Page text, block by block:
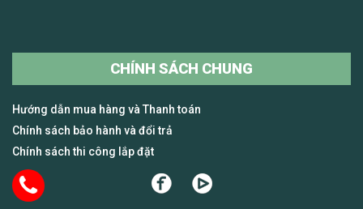
CHÍNH SÁCH CHUNG
Hướng dẫn mua hàng và Thanh toán
Chính sách bảo hành và đổi trả
Chính sách thi công lắp đặt